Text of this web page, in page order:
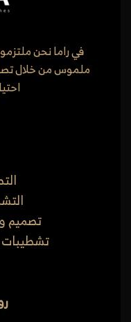
في راما نحن
ملموس من خلال
تصميم